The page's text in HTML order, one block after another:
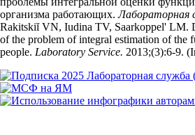
организма работающих.Лабораторная
Rakitskiĭ VN, Iudina TV, Saarkoppel' LM.
of the problem of integral estimation of the
people. Laboratory Service. 2013;(3):6‑9.